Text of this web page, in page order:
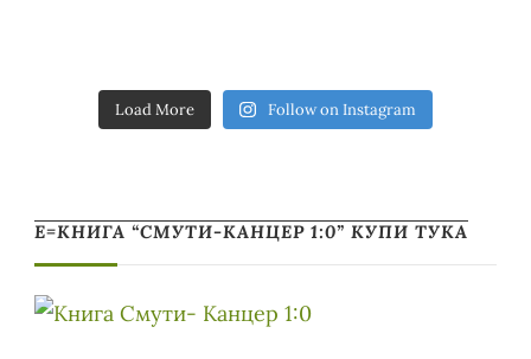
Load More Follow on Instagram
Е=КНИГА “СМУТИ-КАНЦЕР 1:0” КУПИ ТУКА